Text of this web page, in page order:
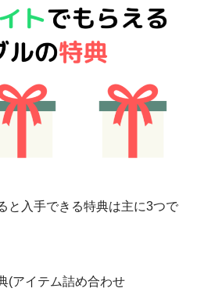
と入手できる特典は主に3つで
(アイテム詰め合わせ